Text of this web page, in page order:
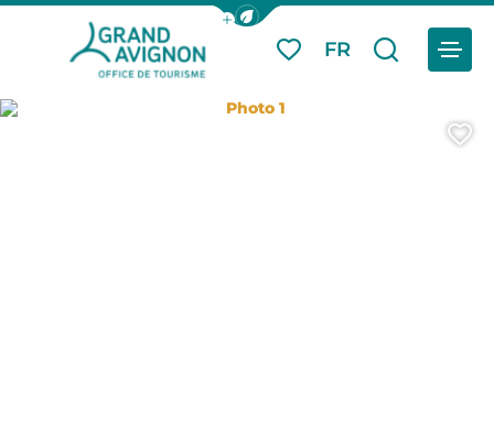
Afficher la barre de navigation du
Mes favoris
FR
Je
Menu
Photo 1